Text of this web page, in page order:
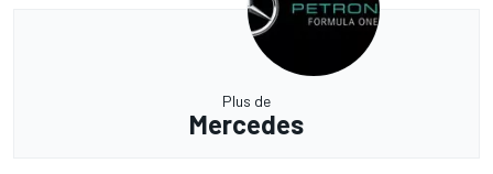
Plus de
Mercedes